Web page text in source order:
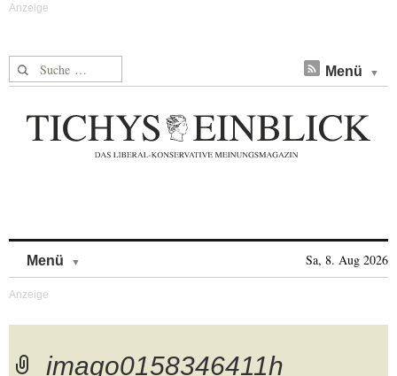
Suche nach: Menü
Menü Sa, 8. Aug 2026
imago0158346411h